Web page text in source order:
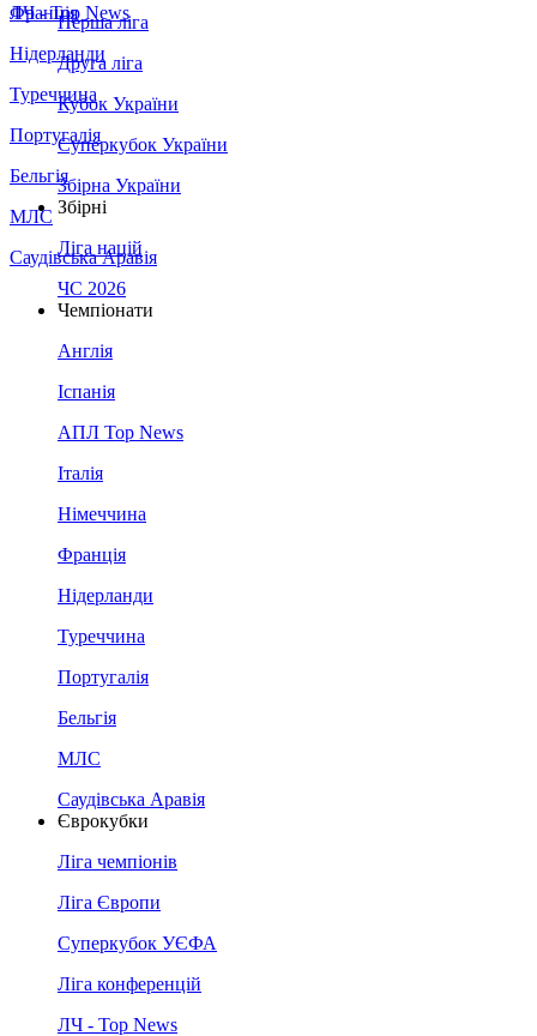
Франція
Нідерланди
Туреччина
Португалія
Бельгія
МЛС
Саудівська Аравія
ЛЧ - Top News
Перша ліга
Друга ліга
Кубок України
Суперкубок України
Збірна України
Збірні
Ліга націй
ЧС 2026
Чемпіонати
Англія
Іспанія
АПЛ Top News
Італія
Німеччина
Франція
Нідерланди
Туреччина
Португалія
Бельгія
МЛС
Саудівська Аравія
Єврокубки
Ліга чемпіонів
Ліга Європи
Суперкубок УЄФА
Ліга конференцій
ЛЧ - Top News